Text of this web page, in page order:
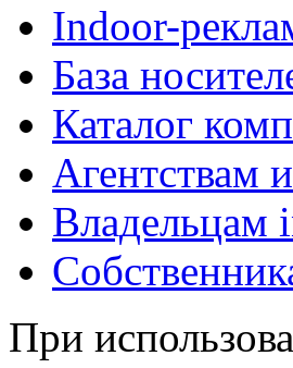
Indoor-
База
Каталог
Агентствам
Владельцам
При